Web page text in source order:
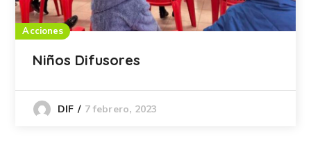
Acciones
Niños Difusores
DIF 7 febrero, 2023